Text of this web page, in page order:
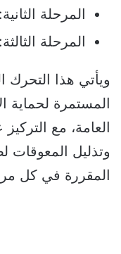
المرحلة الثانية: من 8 إلى 28
المرحلة الثالثة: من 5 إلى 25
ويأتي هذا
المستمرة لحماية
العامة، مع
وتذليل المعوقات
المقررة في كل